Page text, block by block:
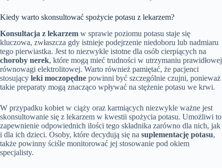
Kiedy warto skonsultować spożycie potasu z lekarzem?
Konsultacja z lekarzem w sprawie poziomu potasu staje się
kluczowa, zwłaszcza gdy istnieje podejrzenie niedoboru lub nadmiaru
tego pierwiastka. Jest to niezwykle istotne dla osób cierpiących na
choroby nerek, które mogą mieć trudności w utrzymaniu prawidłowej
równowagi elektrolitowej. Warto również pamiętać, że pacjenci
stosujący leki moczopędne powinni być szczególnie czujni, ponieważ
takie preparaty mogą znacząco wpływać na stężenie potasu we krwi.
W przypadku kobiet w ciąży oraz karmiących niezwykle ważne jest
skonsultowanie się z lekarzem w kwestii spożycia potasu. Umożliwi to
zapewnienie odpowiednich ilości tego składnika zarówno dla nich, jak
i dla ich dzieci. Osoby, które decydują się na suplementację potasu,
także powinny ściśle monitorować jej stosowanie pod okiem
specjalisty.